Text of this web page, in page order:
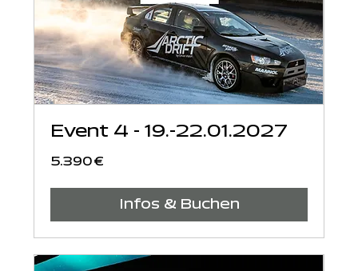
Event 4 - 19.-22.01.2027
5.390
Euro
5.390 €
Infos & Buchen